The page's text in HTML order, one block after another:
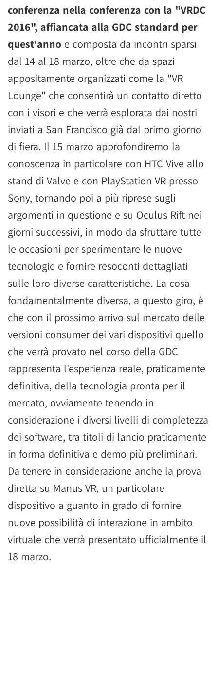
conferenza nella conferenza con la "VRDC
2016", affiancata alla GDC standard per
quest'anno e composta da incontri sparsi
dal 14 al 18 marzo, oltre che da spazi
appositamente organizzati come la "VR
Lounge" che consentirà un contatto diretto
con i visori e che verrà esplorata dai nostri
inviati a San Francisco già dal primo giorno
di fiera. Il 15 marzo approfondiremo la
conoscenza in particolare con HTC Vive allo
stand di Valve e con PlayStation VR presso
Sony, tornando poi a più riprese sugli
argomenti in questione e su Oculus Rift nei
giorni successivi, in modo da sfruttare tutte
le occasioni per sperimentare le nuove
tecnologie e fornire resoconti dettagliati
sulle loro diverse caratteristiche. La cosa
fondamentalmente diversa, a questo giro, è
che con il prossimo arrivo sul mercato delle
versioni consumer dei vari dispositivi quello
che verrà provato nel corso della GDC
rappresenta l'esperienza reale, praticamente
definitiva, della tecnologia pronta per il
mercato, ovviamente tenendo in
considerazione i diversi livelli di completezza
dei software, tra titoli di lancio praticamente
in forma definitiva e demo più preliminari.
Da tenere in considerazione anche la prova
diretta su Manus VR, un particolare
dispositivo a guanto in grado di fornire
nuove possibilità di interazione in ambito
virtuale che verrà presentato ufficialmente il
18 marzo.